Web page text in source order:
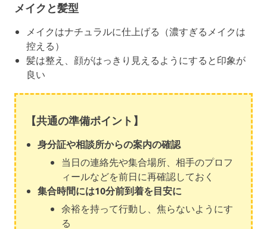
メイクと髪型
メイクはナチュラルに仕上げる（濃すぎるメイクは
控える）
髪は整え、顔がはっきり見えるようにすると印象が
良い
【共通の準備ポイント】
身分証や相談所からの案内の確認
当日の連絡先や集合場所、相手のプロフ
ィールなどを前日に再確認しておく
集合時間には10分前到着を目安に
余裕を持って行動し、焦らないようにす
る